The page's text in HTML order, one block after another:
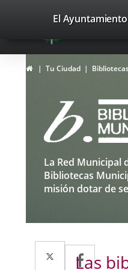
Portal
Web
del
Valladolid
valladolid.es
El Ayuntamiento
Bibliotecas
Top
La Red Municipal
Bibliotecas
misión dotar de
HomeTu Ciudad
Twitter
EnlaceEnlace
Las